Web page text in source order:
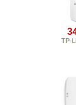
TP-